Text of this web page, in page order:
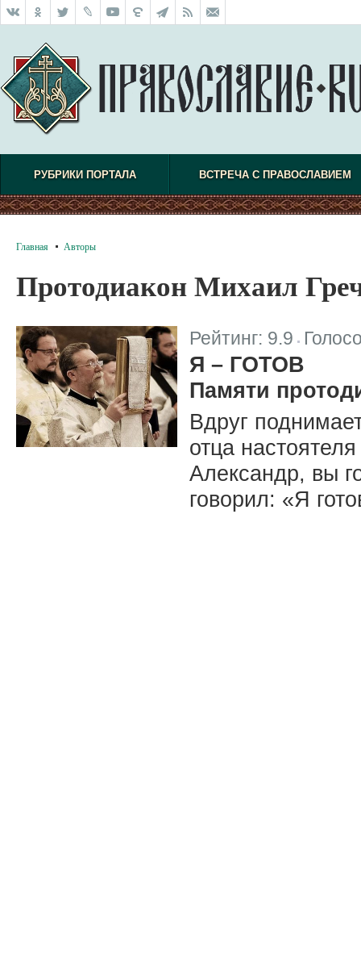
РУБРИКИ ПОРТАЛА ВСТРЕЧА С ПРАВОСЛАВИЕМ
Главная Авторы
Протодиакон Михаил
Рейтинг: 9.9
Я – ГОТОВ
Памяти
Вдруг
отца
Александр, вы
говорил: «Я